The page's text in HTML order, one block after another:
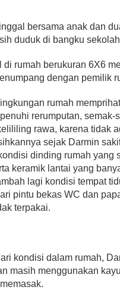
bersama anak dan
duduk di bangku
di rumah berukuran 6X6
dengan pemilik
rumah
rerumputan, semak-
rawa, karena tidak
sejak Darmin
dinding rumah yang
keramik lantai yang
lagi kondisi tempat
pintu bekas WC dan
terpakai.
kondisi dalam rumah,
masih menggunakan